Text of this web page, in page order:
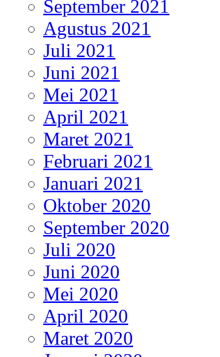
September 2021
Agustus 2021
Juli 2021
Juni 2021
Mei 2021
April 2021
Maret 2021
Februari 2021
Januari 2021
Oktober 2020
September 2020
Juli 2020
Juni 2020
Mei 2020
April 2020
Maret 2020